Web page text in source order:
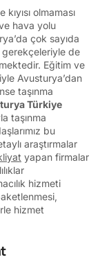
olmaması
hava yolu
çok sayıda
gerekçeleriyle de
Eğitim ve
Avusturya’dan
taşınma
Türkiye
taşınma
bu
araştırmalar
yapan firmalar
hizmeti
hizmet